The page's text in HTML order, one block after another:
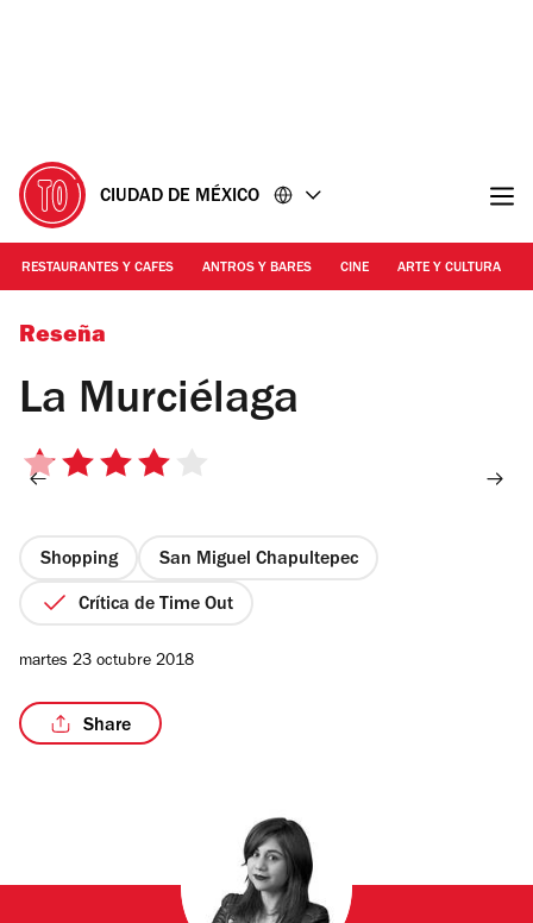
CIUDAD DE MÉXICO
RESTAURANTES Y CAFES ANTROS Y BARES CINE ARTE Y CULTURA
Foto: Alejandra Carbajal
Reseña
La Murciélaga
4
estrellas
Shopping San Miguel Chapultepec
Crítica de Time Out
martes 23 octubre 2018
Share